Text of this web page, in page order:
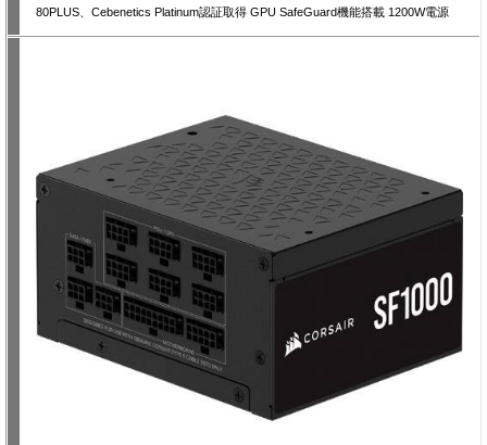
80PLUS、Cebenetics Platinum認証取得 GPU SafeGuard機能搭載 1200W電源